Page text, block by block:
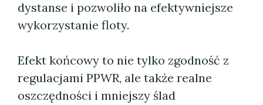
dystanse i pozwoliło na efektywniejsze
wykorzystanie floty.
Efekt końcowy to nie tylko zgodność z
regulacjami PPWR, ale także realne
oszczędności i mniejszy ślad